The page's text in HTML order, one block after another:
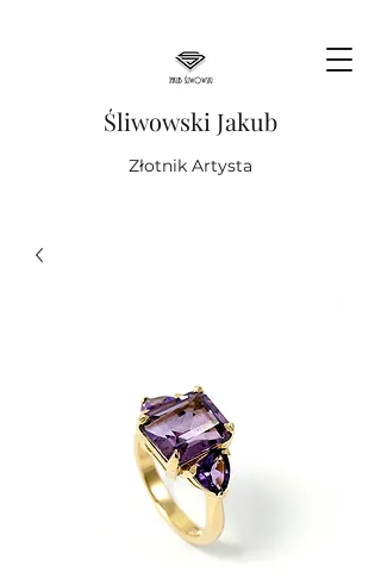
Śliwowski Jakub
Złotnik Artysta